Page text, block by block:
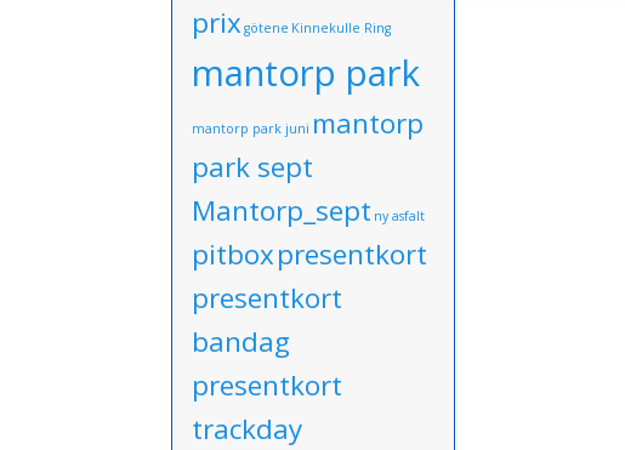
prix götene Kinnekulle Ring
mantorp park
mantorp park juni mantorp
park sept
Mantorp_sept ny asfalt
pitboxpresentkort
presentkort
bandag
presentkort
trackday